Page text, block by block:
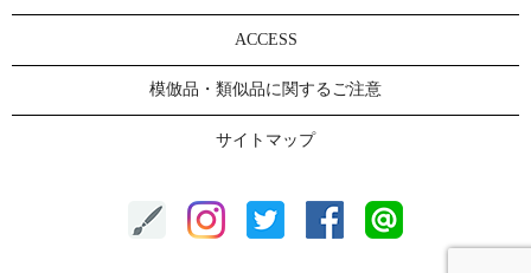
ACCESS
模倣品・類似品に関するご注意
サイトマップ